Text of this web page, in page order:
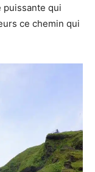
puissante qui
ce chemin qui